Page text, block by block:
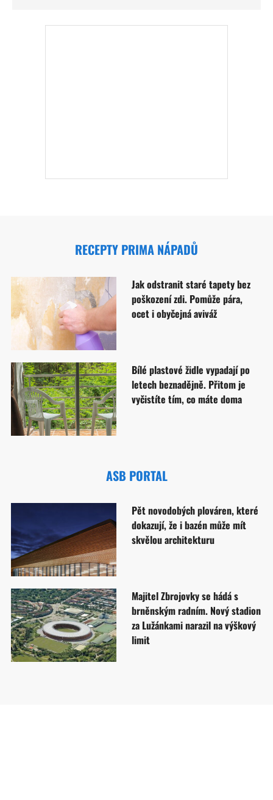
RECEPTY PRIMA NÁPADŮ
Jak odstranit staré tapety bez
poškození zdi. Pomůže pára,
ocet i obyčejná aviváž
Bílé plastové židle vypadají po
letech beznadějně. Přitom je
vyčistíte tím, co máte doma
ASB PORTAL
Pět novodobých plováren, které
dokazují, že i bazén může mít
skvělou architekturu
Majitel Zbrojovky se hádá s
brněnským radním. Nový stadion
za Lužánkami narazil na výškový
limit